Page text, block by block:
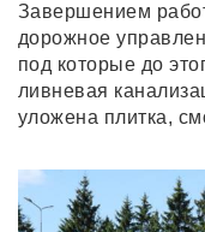
Завершением
дорожное
под которые до
ливневая
уложена плитка,